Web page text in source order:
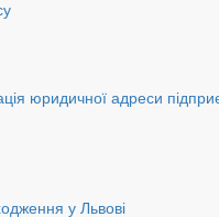
юридичної адреси
у Львові